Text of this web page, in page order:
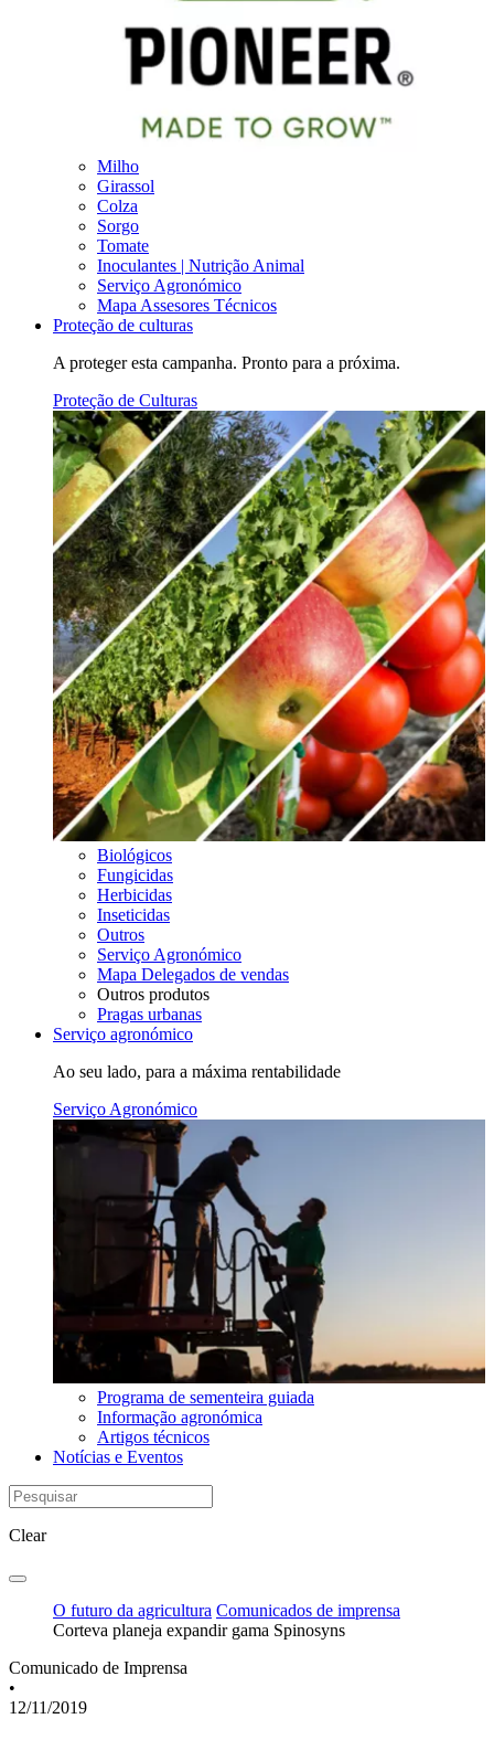
Milho
Girassol
Colza
Sorgo
Tomate
Inoculantes | Nutrição Animal
Serviço Agronómico
Mapa Assesores Técnicos
Proteção de culturas
A proteger esta campanha. Pronto para a próxima.
Proteção de Culturas
Biológicos
Fungicidas
Herbicidas
Inseticidas
Outros
Serviço Agronómico
Mapa Delegados de vendas
Outros produtos
Pragas urbanas
Serviço agronómico
Ao seu lado, para a máxima rentabilidade
Serviço Agronómico
Programa de sementeira guiada
Informação agronómica
Artigos técnicos
Notícias e Eventos
Clear
O futuro da agricultura Comunicados de imprensa
Corteva planeja expandir gama Spinosyns
Comunicado de Imprensa
•
12/11/2019